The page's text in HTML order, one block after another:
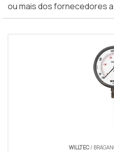
ou mais dos fornecedores
WILLTEC/